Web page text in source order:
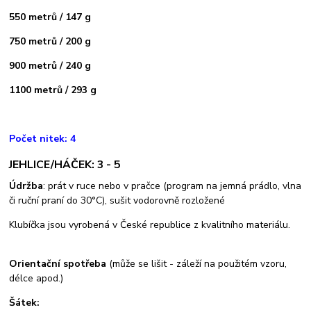
550 metrů / 147 g
750 metrů / 200 g
900 metrů / 240 g
1100 metrů / 293 g
Počet nitek: 4
JEHLICE/HÁČEK: 3 - 5
Údržba: prát v ruce nebo v pračce (program na jemná prádlo, vlna
či ruční praní do 30°C), sušit vodorovně rozložené
Klubíčka jsou vyrobená v České republice z kvalitního materiálu.
Orientační spotřeba (může se lišit - záleží na použitém vzoru,
délce apod.)
Šátek: